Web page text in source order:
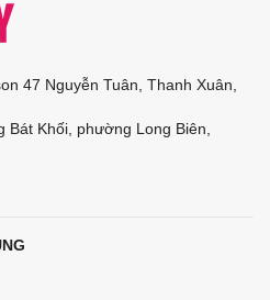
47 Nguyễn Tuân, Thanh Xuân,
Khối, phường Long Biên,